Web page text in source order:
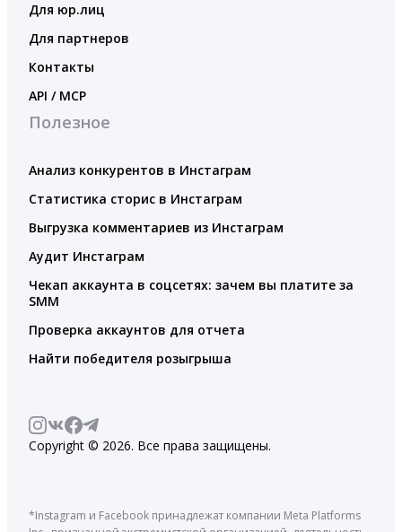
Для юр.лиц
Для партнеров
Контакты
API / MCP
Полезное
Анализ конкурентов в Инстаграм
Статистика сторис в Инстаграм
Выгрузка комментариев из Инстаграм
Аудит Инстаграм
Чекап аккаунта в соцсетях: зачем вы платите за
SMM
Проверка аккаунтов для отчета
Найти победителя розыгрыша
Copyright © 2026. Все права защищены.
*Instagram и Facebook принадлежат компании Meta Platforms